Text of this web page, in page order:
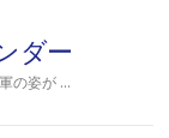
ダー
の姿が …